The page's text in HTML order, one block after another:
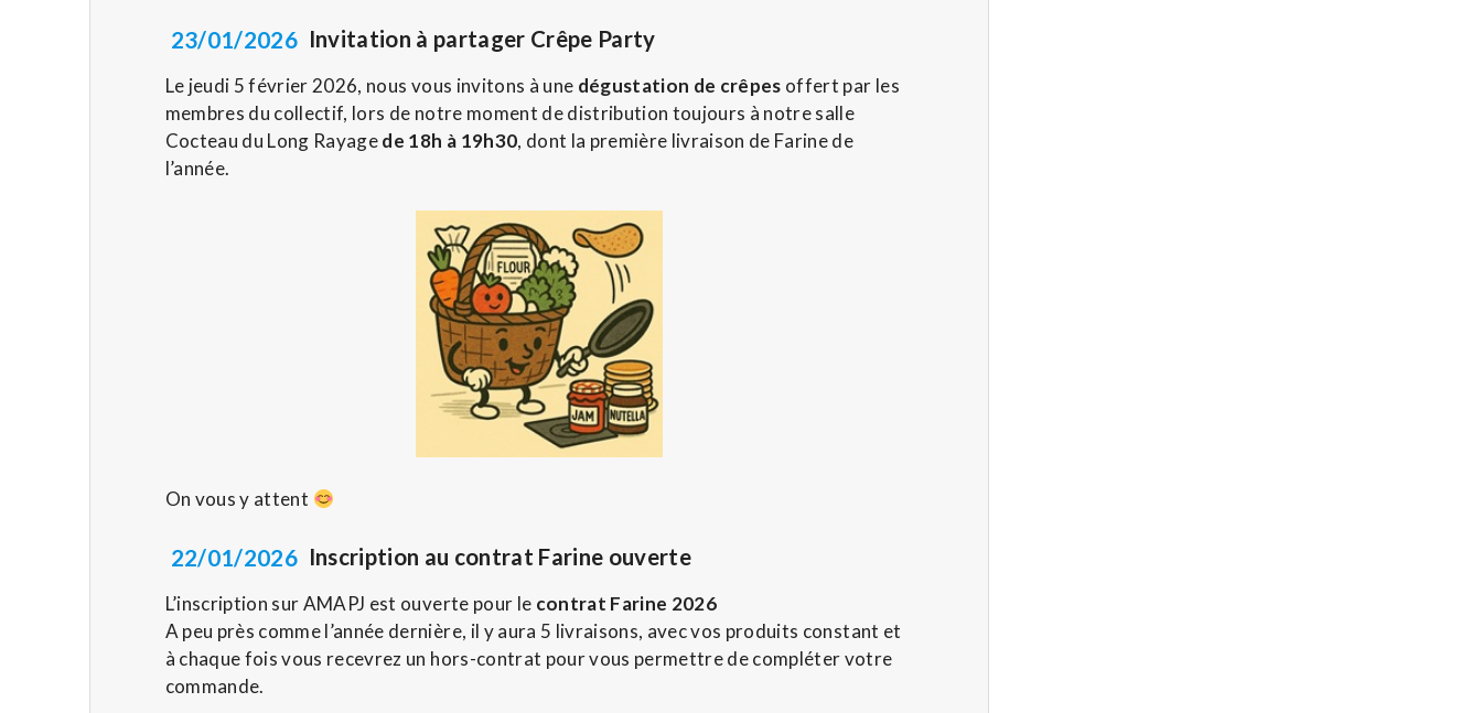
23/01/2026 Invitation à partager Crêpe Party
Le jeudi 5 février 2026, nous vous invitons à une dégustation de crêpes offert par les
membres du collectif, lors de notre moment de distribution toujours à notre salle
Cocteau du Long Rayagede 18h à 19h30, dont la première livraison de Farine de
l’année.
On vous y attent
22/01/2026 Inscription au contrat Farine ouverte
L’inscription sur AMAPJ est ouverte pour le contrat Farine 2026
A peu près comme l’année dernière, il y aura 5 livraisons, avec vos produits constant et
à chaque fois vous recevrez un hors-contrat pour vous permettre de compléter votre
commande.